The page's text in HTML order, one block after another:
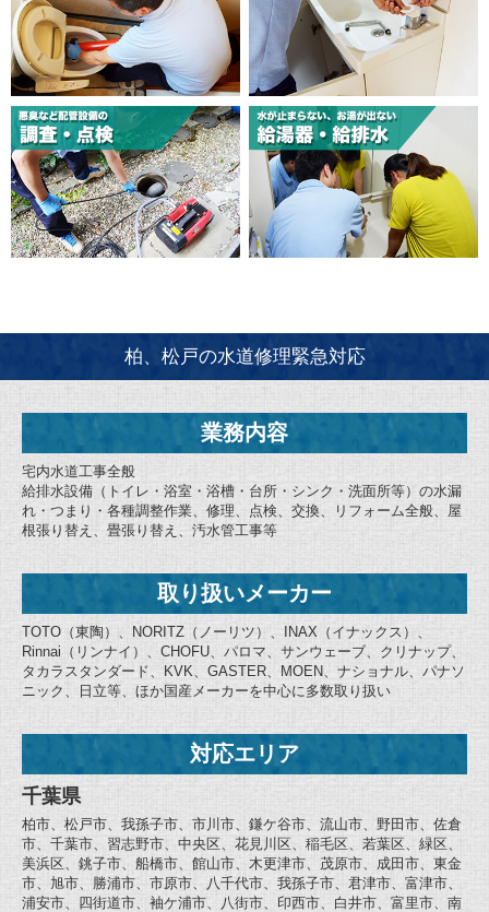
柏、松戸の水道修理緊急対応
業務内容
宅内水道工事全般
給排水設備（トイレ・浴室・浴槽・台所・シンク・洗面所等）の水漏
れ・つまり・各種調整作業、修理、点検、交換、リフォーム全般、屋
根張り替え、畳張り替え、汚水管工事等
取り扱いメーカー
TOTO（東陶）、NORITZ（ノーリツ）、INAX（イナックス）、
Rinnai（リンナイ）、CHOFU、パロマ、サンウェーブ、クリナップ、
タカラスタンダード、KVK、GASTER、MOEN、ナショナル、パナソ
ニック、日立等、ほか国産メーカーを中心に多数取り扱い
対応エリア
千葉県
柏市、松戸市、我孫子市、市川市、鎌ケ谷市、流山市、野田市、佐倉
市、千葉市、習志野市、中央区、花見川区、稲毛区、若葉区、緑区、
美浜区、銚子市、船橋市、館山市、木更津市、茂原市、成田市、東金
市、旭市、勝浦市、市原市、八千代市、我孫子市、君津市、富津市、
浦安市、四街道市、袖ケ浦市、八街市、印西市、白井市、富里市、南